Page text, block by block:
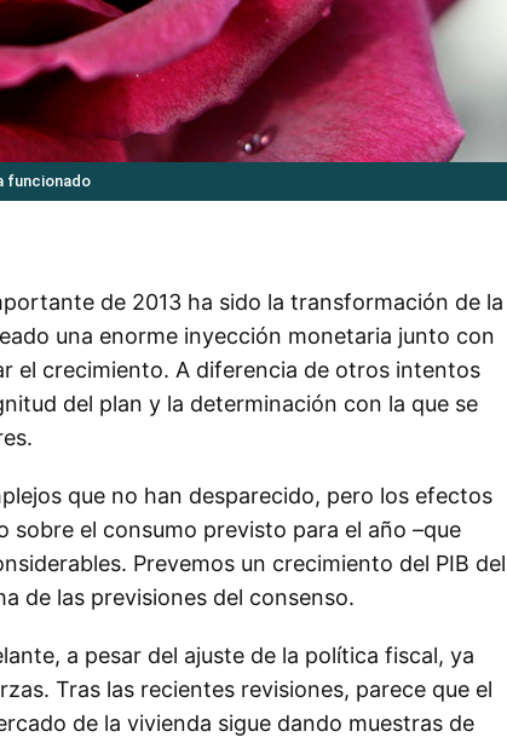
funcionado
de 2013 ha sido la transformación de la
una enorme inyección monetaria junto con
el crecimiento. A diferencia de otros intentos
del plan y la determinación con la que se
que no han desparecido, pero los efectos
sobre el consumo previsto para el año –que
Prevemos un crecimiento del PIB del
de las previsiones del consenso.
a pesar del ajuste de la política fiscal, ya
Tras las recientes revisiones, parece que el
de la vivienda sigue dando muestras de